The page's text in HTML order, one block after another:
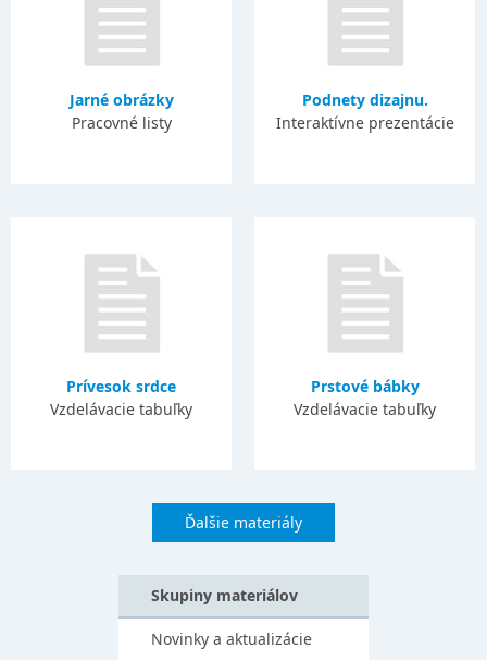
Jarné obrázky
Pracovné listy
Podnety dizajnu.
Interaktívne prezentácie
Prívesok srdce
Vzdelávacie tabuľky
Prstové bábky
Vzdelávacie tabuľky
Ďalšie materiály
Skupiny materiálov
Novinky a aktualizácie